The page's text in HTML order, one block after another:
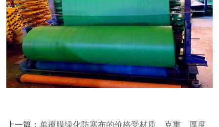
上一篇：单覆膜绿化防寒布的价格受材质、克重、厚度